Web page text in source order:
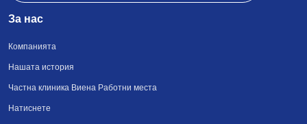
За нас
Компанията
Нашата история
Частна клиника Виена Работни места
Натиснете